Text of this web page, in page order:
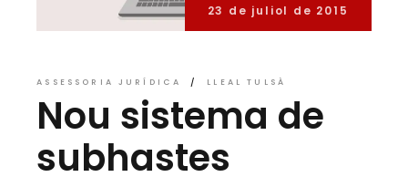
23 de juliol de 2015
ASSESSORIA JURÍDICA LLEAL TULSÀ
Nou sistema de
subhastes